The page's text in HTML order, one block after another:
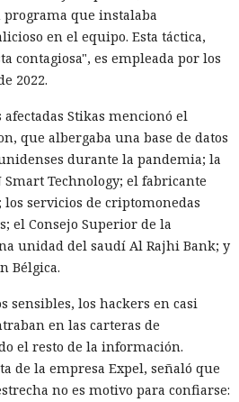
que instalaba
en el equipo. Esta táctica,
contagiosa", es empleada por los
2022.
Stikas mencionó el
que albergaba una base de datos
durante la pandemia; la
Smart Technology; el fabricante
servicios de criptomonedas
el Consejo Superior de la
unidad del saudí Al Rajhi Bank; y
Bélgica.
sensibles, los hackers en casi
en las carteras de
el resto de la información.
de la empresa Expel, señaló que
no es motivo para confiarse: